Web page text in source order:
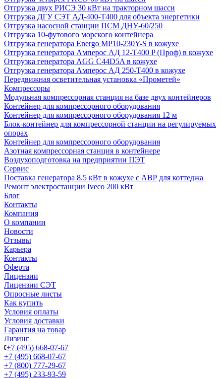
Отгрузка двух РИСЭ 30 кВт на тракторном шасси
Отгрузка ДГУ СЭТ АД-400-Т400 для объекта энергетики
Отгрузка насосной станции ПСМ ДНУ-60/250
Отгрузка 10-футового морского контейнера
Отгрузка генератора Energo MP10-230Y-S в кожухе
Отгрузка генератора Амперос АД 12-Т400 P (Проф) в кожухе
Отгрузка генератора AGG C44D5A в кожухе
Отгрузка генератора Амперос АД 250-Т400 в кожухе
Передвижная осветительная установка «Прометей»
Компрессоры
Модульная компрессорная станция на базе двух контейнеров
Контейнер для компрессорного оборудования
Контейнер для компрессорного оборудования 12 м
Блок-контейнер для компрессорной станции на регулируемых
опорах
Контейнер для компрессорного оборудования
Азотная компрессорная станция в контейнере
Воздухоподготовка на предприятии ПЭТ
Сервис
Поставка генератора 8.5 кВт в кожухе с АВР для коттеджа
Ремонт электростанции Iveco 200 кВт
Блог
Контакты
Компания
О компании
Новости
Отзывы
Карьера
Контакты
Оферта
Лицензии
Лицензии СЭТ
Опросные листы
Как купить
Условия оплаты
Условия доставки
Гарантия на товар
Лизинг
+7 (495) 668-07-67
+7 (495) 668-07-67
+7 (800) 777-29-67
+7 (495) 233-93-59